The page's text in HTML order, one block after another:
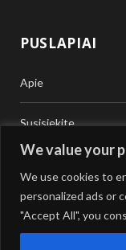
We value your
We use cookies to
personalized ads or
"Accept All", you
PUSLAPIAI
Apie
Susisiekite
Vertimai